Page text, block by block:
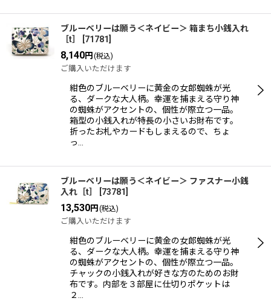
ブルーベリーは願う＜ネイビー＞ 箱まち小銭入れ
［t］
71781
8,140円 (税込)
ご購入いただけます
紺色のブルーベリーに黄金の女郎蜘蛛が光
る、ダークな大人柄。幸運を捕まえる守り神
の蜘蛛がアクセントの、個性が際立つ一品。
箱型の小銭入れが特長の小さいお財布です。
折ったお札やカードもしまえるので、ちょ
っ…
ブルーベリーは願う＜ネイビー＞ ファスナー小銭
入れ［t］
73781
13,530円 (税込)
ご購入いただけます
紺色のブルーベリーに黄金の女郎蜘蛛が光
る、ダークな大人柄。幸運を捕まえる守り神
の蜘蛛がアクセントの、個性が際立つ一品。
チャックの小銭入れが好きな方のためのお財
布です。内部を３部屋に仕切りポケットは
２…